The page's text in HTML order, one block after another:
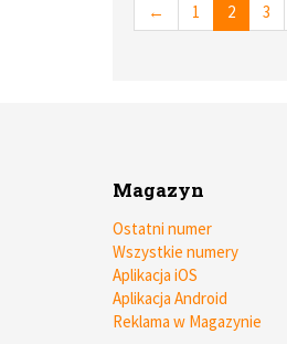
← 1 2 3
Magazyn
Ostatni numer
Wszystkie numery
Aplikacja iOS
Aplikacja Android
Reklama w Magazynie